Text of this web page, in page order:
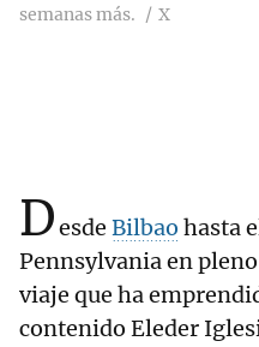
semanas más.
X
Desde Bilbao hasta
Pennsylvania en
viaje que ha
contenido Eleder